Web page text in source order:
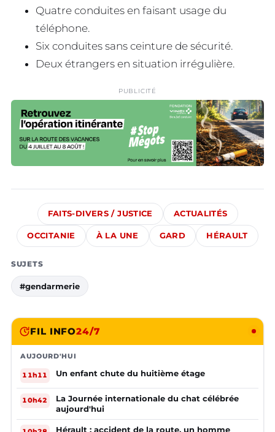
Quatre conduites en faisant usage du
téléphone.
Six conduites sans ceinture de sécurité.
Deux étrangers en situation irrégulière.
PUBLICITÉ
FAITS-DIVERS / JUSTICE ACTUALITÉS
OCCITANIE À LA UNE GARD HÉRAULT
SUJETS
#gendarmerie
FIL INFO24/7
AUJOURD'HUI
11h11 Un enfant chute du huitième étage
10h42
La Journée internationale du chat célébrée
aujourd'hui
Hérault : accident de la route, un homme